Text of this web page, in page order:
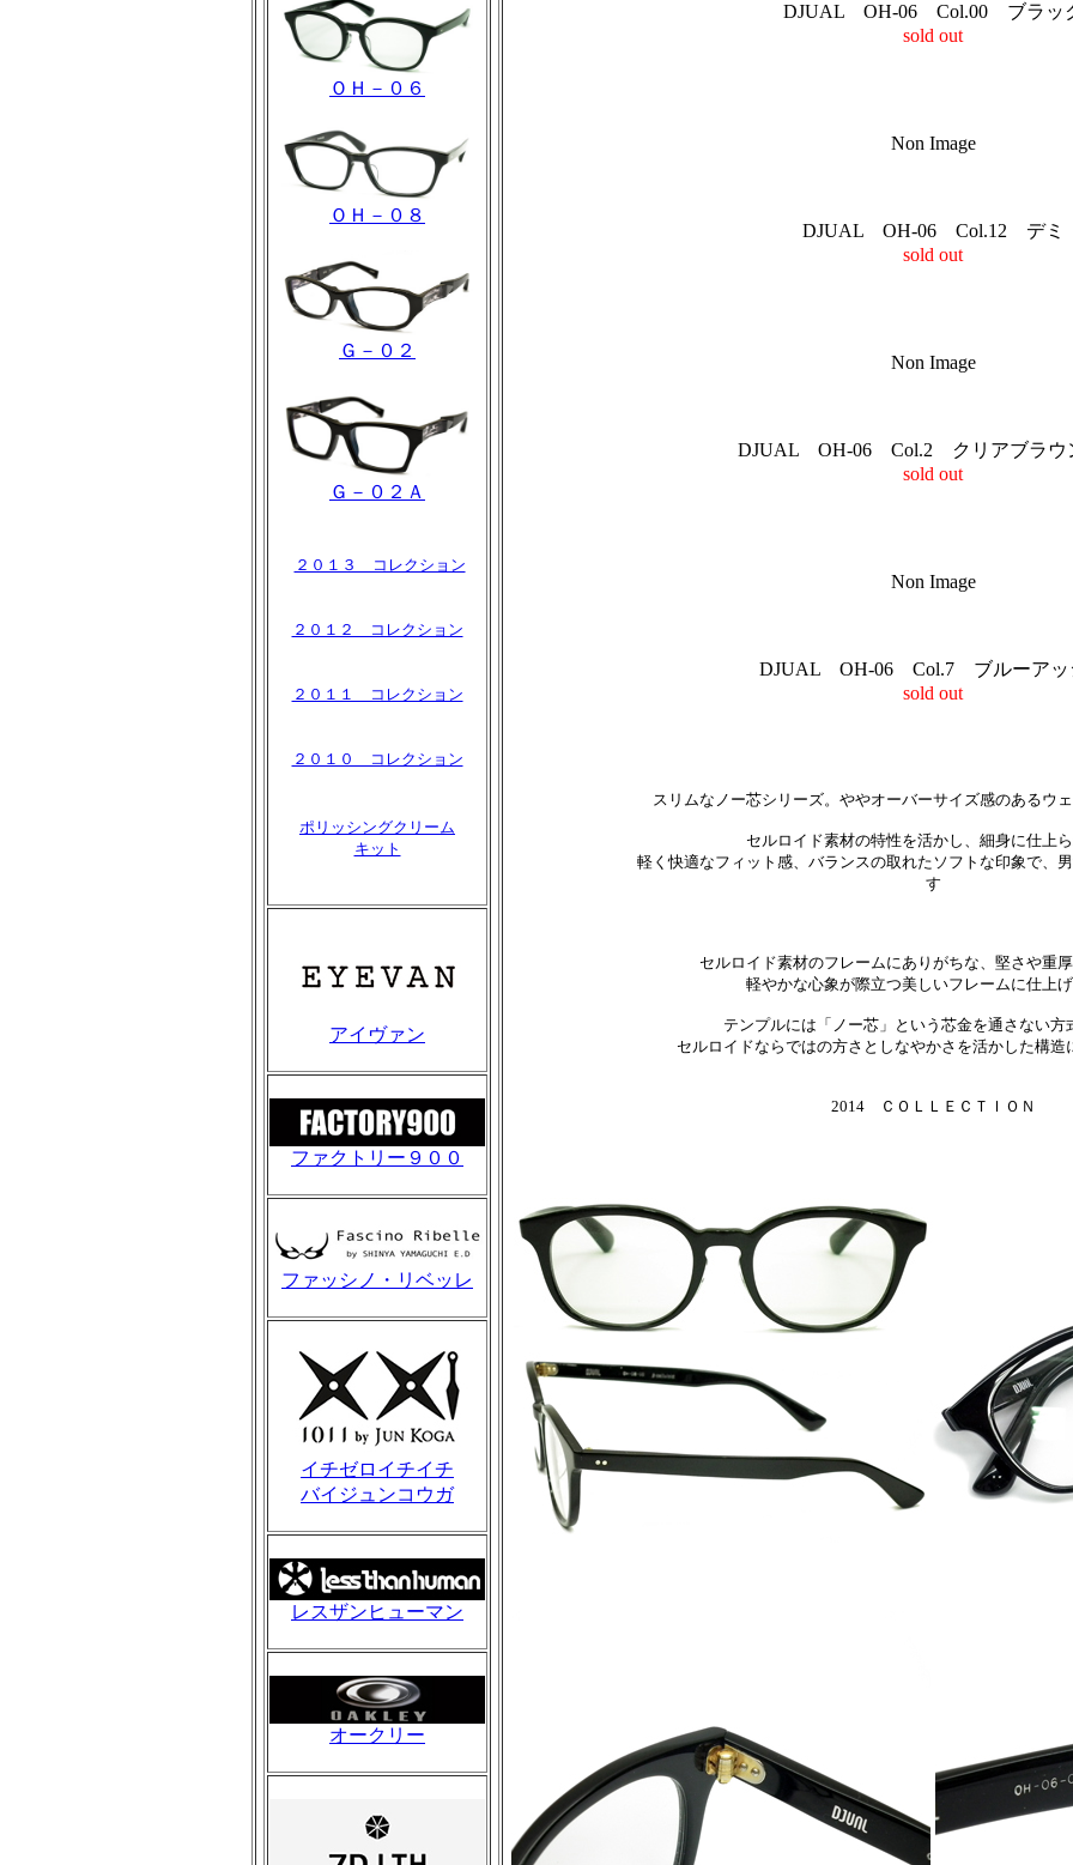
ＯＨ－０６
ＯＨ－０８
Ｇ－０２
Ｇ－０２Ａ
２０１３ コレクション
２０１２ コレクション
２０１１ コレクション
２０１０ コレクション
ポリッシングクリーム
キット
アイヴァン
ファクトリー９００
ファッシノ・リベッレ
イチゼロイチイチ
バイジュンコウガ
レスザンヒューマン
オークリー
DJUAL OH-06 Col.00 ブラッ
sold out
Non Image
DJUAL OH-06 Col.12 デミ
sold out
Non Image
DJUAL OH-06 Col.2 クリアブラウ
sold out
Non Image
DJUAL OH-06 Col.7 ブルーアッ
sold out
スリムなノー芯シリーズ。ややオーバーサイズ感のあるウ
セルロイド素材の特性を活かし、細身に仕上ら
軽く快適なフィット感、バランスの取れたソフトな印象で、
す
セルロイド素材のフレームにありがちな、堅さや重
軽やかな心象が際立つ美しいフレームに仕上
テンプルには「ノー芯」という芯金を通さない方
セルロイドならではの方さとしなやかさを活かした構造
2014 ＣＯＬＬＥＣＴＩＯＮ